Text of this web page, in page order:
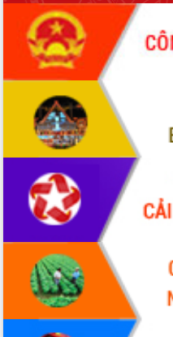
sầu riêng tại Đắk Lắk
Trình diễn nghệ thuật chế biến các
món ăn từ sầu riêng
Đắk Lắk công bố Quy hoạch và xúc
tiến đầu tư tỉnh
Ngành cá ngừ Đắk Lắk chủ động thích
ứng để giữ vững thị trường xuất khẩu
Diễn đàn Kinh tế tư nhân Việt Nam đột
phá cơ chế - Hợp tác công tư
Đề án 06 tạo bước ngoặt đột phá trong
cải cách hành chính tỉnh Đắk Lắk
Kết nối tour, đẩy mạnh chuyển đổi số
để phát triển du lịch Đắk Lắk
Khởi động Dự án Đầu tư xây dựng hạ
tầng kỹ thuật Cụm công nghiệp Tân
Tiến
Gặp mặt các cơ quan báo chí nhân Kỷ
niệm 101 năm Ngày Báo chí Cách
mạng Việt Nam